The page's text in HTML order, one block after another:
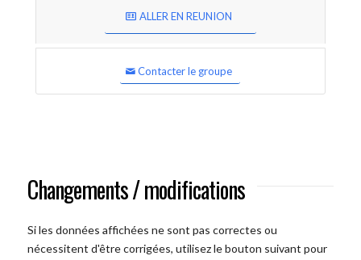
ALLER EN REUNION
Contacter le groupe
Changements / modifications
Si les données affichées ne sont pas correctes ou
nécessitent d'être corrigées, utilisez le bouton suivant pour